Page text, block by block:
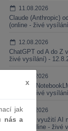
11.08.2026
Claude (Anthropic)
(online - živé
12.08.2026
ChatGPT od A do Z
živé vysílání) -
18.08.2026
Gemini a
(online - živé
25.08.2026
Praktické využití AI
smluv (online - živé
x
jak
nás a